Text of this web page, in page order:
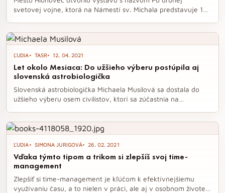
svetovej vojne, ktorá na Námestí sv. Michala predstavuje 15
opakovaniu totalitných režimov 20. storočia. Výstava, ktorá
sa už predtým predstavila v deviatich slovenských mestách,
potrvá v Hlohovci do 7. mája.
ĽUDIA TASR 12. 04. 2021
Let okolo Mesiaca: Do užšieho výberu postúpila aj
slovenská astrobiologička
Slovenská astrobiologička Michaela Musilová sa dostala do
užšieho výberu osem civilistov, ktorí sa zúčastnia na
výskum, pričom plánuje zrealizovať aj vedecký experiment
počas misie. Musilová, ktorá má bohaté skúsenosti so
simulovanými vesmírnymi misiami, verí, že jej vášeň pre
umenie a vedu môže prispieť k úspechu tejto unikátnej
expedície.
ĽUDIA SIMONA JURIGOVÁ 26. 02. 2021
Vďaka týmto tipom a trikom si zlepšíš svoj time-
management
Zlepšiť si time-management je kľúčom k efektívnejšiemu
využívaniu času, a to nielen v práci, ale aj v osobnom živote.